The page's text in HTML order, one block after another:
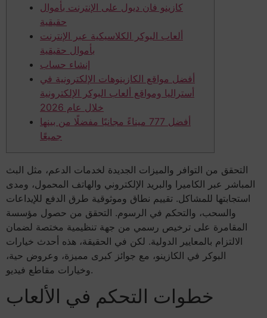
كازينو فان ديول على الإنترنت بأموال
حقيقية
ألعاب البوكر الكلاسيكية عبر الإنترنت
بأموال حقيقية
إنشاء حساب
أفضل مواقع الكازينوهات الإلكترونية في
أستراليا ومواقع ألعاب البوكر الإلكترونية
خلال عام 2026
أفضل 777 ميناءً مجانيًا مفضلًا من بينها
جميعًا
التحقق من التوافر والميزات الجديدة لخدمات الدعم، مثل البث
المباشر عبر الكاميرا والبريد الإلكتروني والهاتف المحمول، ومدى
استجابتها للمشاكل. تقييم نطاق وموثوقية طرق الدفع للإيداعات
والسحب، والتحكم في الرسوم. التحقق من حصول مؤسسة
المقامرة على ترخيص رسمي من جهة تنظيمية مختصة لضمان
الالتزام بالمعايير الدولية. لكن في الحقيقة، هذه أحدث خيارات
البوكر في الكازينو، مع جوائز كبرى مميزة، وعروض حية،
وخيارات مقاطع فيديو.
خطوات التحكم في الألعاب